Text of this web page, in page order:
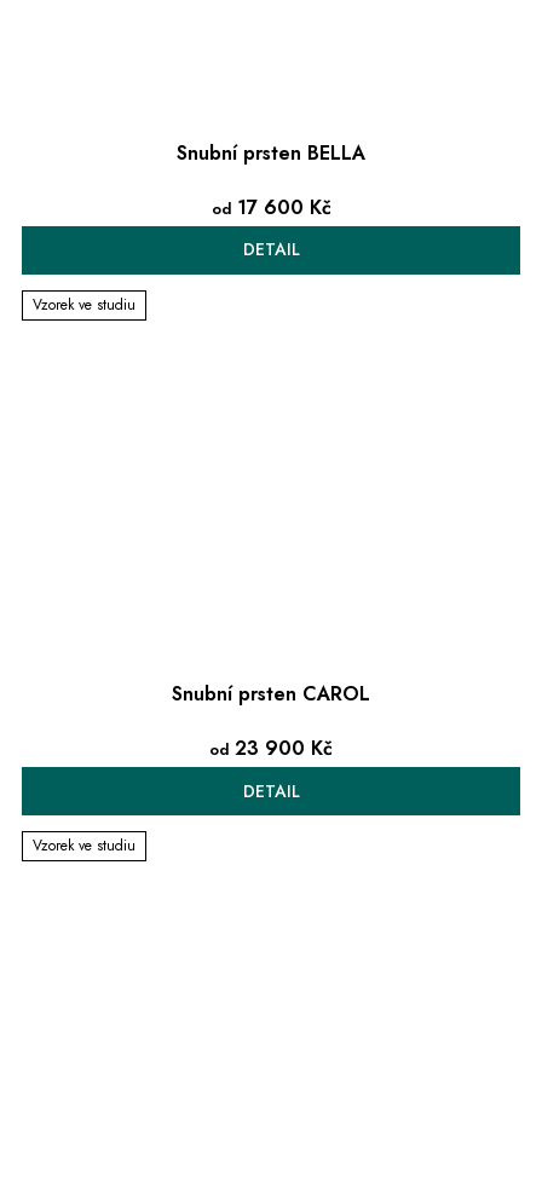
Snubní prsten BELLA
od17 600 Kč
DETAIL
Vzorek ve studiu
Snubní prsten CAROL
od 23 900 Kč
DETAIL
Vzorek ve studiu